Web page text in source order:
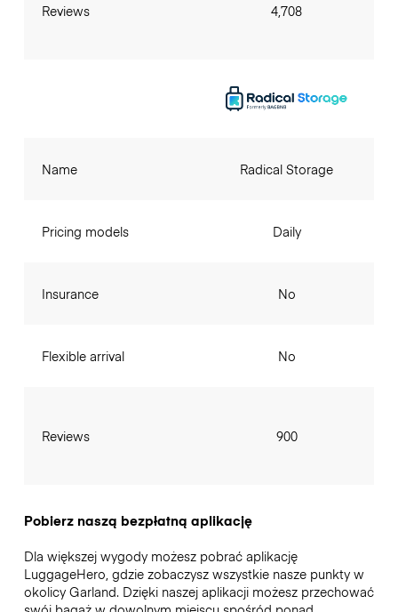
Reviews 4,708
Name
Pricing models
Insurance
Flexible arrival
Reviews
Radical Storage
Daily
No
No
900
Pobierz naszą bezpłatną aplikację
Dla większej wygody możesz pobrać aplikację
LuggageHero, gdzie zobaczysz wszystkie nasze punkty w
okolicy Garland. Dzięki naszej aplikacji możesz przechować